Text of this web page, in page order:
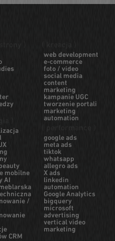
mobilne
AI
/
CRM
web development
e-commerce
foto / video
social media
content
marketing
kampanie UGC
tworzenie portali
marketing
automation
google ads
meta ads
tiktok
whatsapp
allegro ads
X ads
linkedin
automation
Google Analytics
bigquery
microsoft
advertising
vertical video
marketing